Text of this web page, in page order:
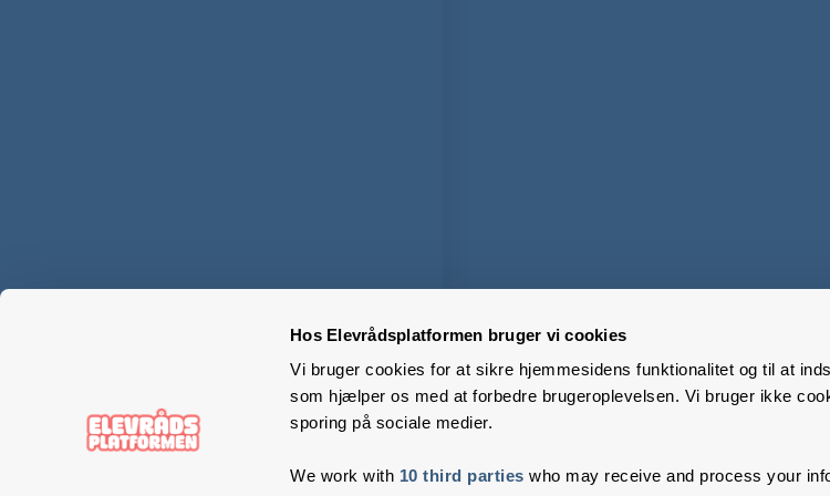
Hos Elevrådsplatformen bruger vi cookies
Vi bruger cookies for at sikre hjemmesidens funktionalitet og til at
som hjælper os med at forbedre brugeroplevelsen. Vi bruger ikke
sporing på sociale medier.
We work with 10 third parties who may receive and process your